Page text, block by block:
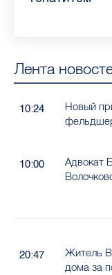
Лента
10:24
Новый
10:00
Адвокат
20:47
Житель
дома за